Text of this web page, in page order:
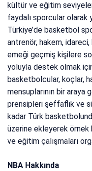
kültür ve eğitim
faydalı sporcular olarak
Türkiye’de basketbol
antrenör, hakem,
emeği geçmiş kişilere
yoluyla destek olmak
basketbolcular, koçlar,
mensuplarının bir
prensipleri şeffaflık ve
kadar Türk
üzerine ekleyerek
ve eğitim çalışmaları
NBA Hakkında